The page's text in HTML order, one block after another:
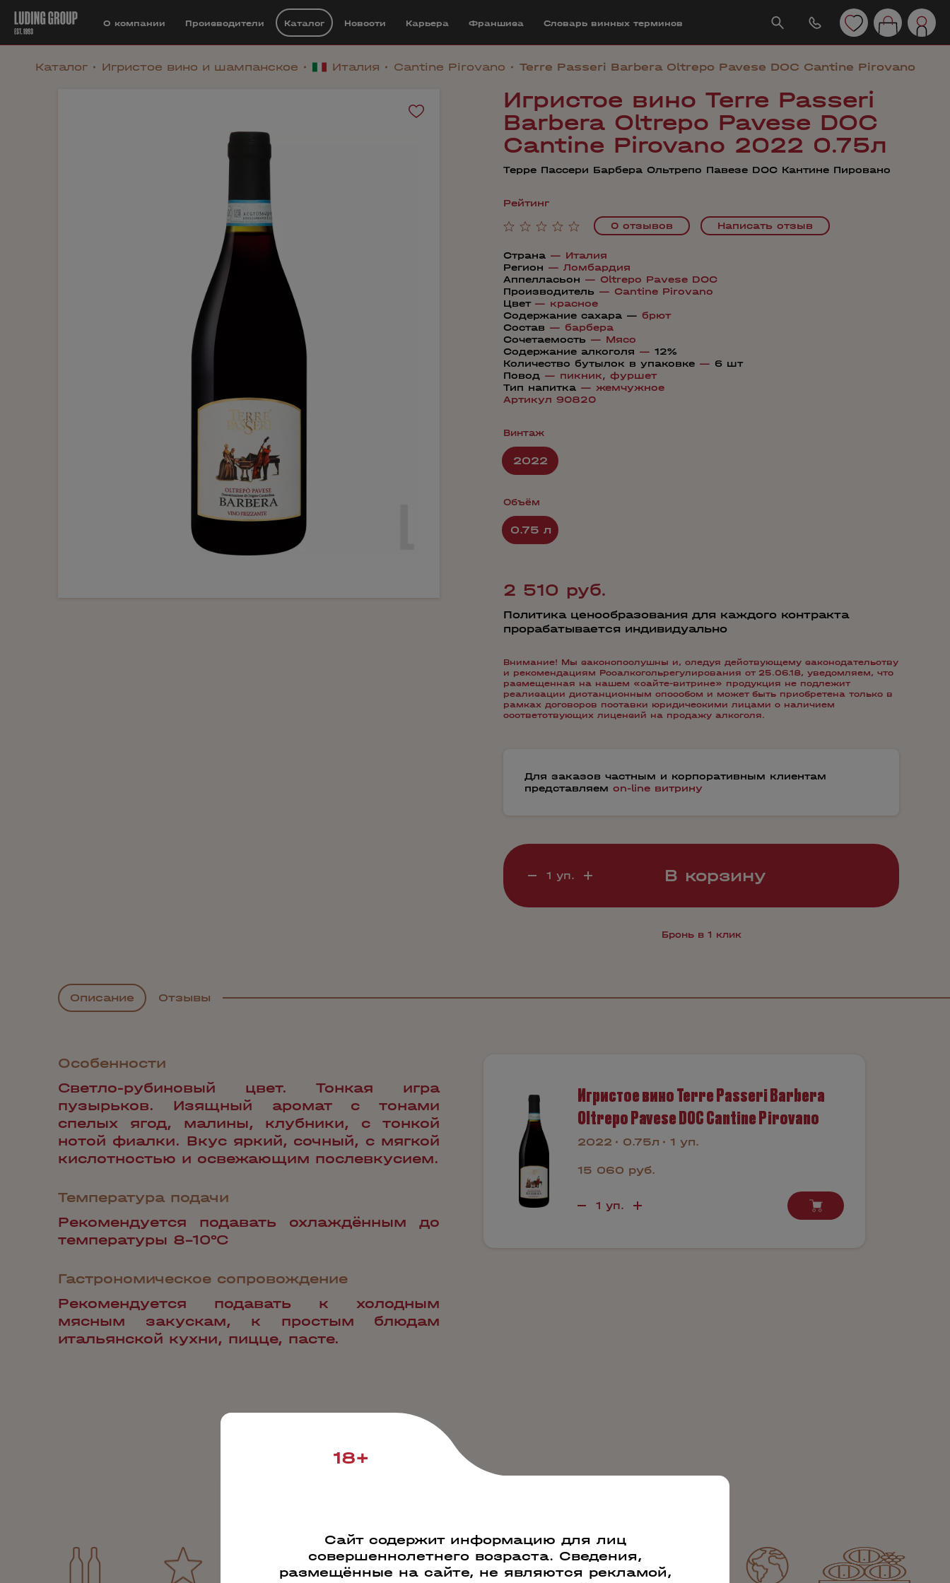
О компании Производители Каталог Новости Карьера Франшиза Cловарь винных терминов
Каталог Игристое вино и шампанское Италия Cantine Pirovano Terre Passeri Barbera Oltrepo Pavese DOC Cantine Pirovano
Игристое вино Terre Passeri
Barbera Oltrepo Pavese DOC
Cantine Pirovano 2022 0.75л
Терре Пассери Барбера Ольтрепо Павезе DOC Кантине Пировано
Рейтинг
0 отзывов
Написать отзыв
Страна — Италия
Регион — Ломбардия
Аппелласьон — Oltrepo Pavese DOC
Производитель — Cantine Pirovano
Цвет— красное
Содержание сахара — брют
Состав — барбера
Сочетаемость — Мясо
Содержание алкоголя — 12%
Количество бутылок в упаковке — 6 шт
Повод — пикник, фуршет
Тип напитка — жемчужное
Артикул 90820
Винтаж
2022
Объём
0.75 л
2 510 руб.
Политика ценообразования для каждого контракта
прорабатывается индивидуально
Внимание! Мы законопослушны и, следуя действующему законодательству
и рекомендациям Росалкогольрегулирования от 25.06.18, уведомляем, что
размещенная на нашем «сайте-витрине» продукция не подлежит
реализации дистанционным способом и может быть приобретена только в
рамках договоров поставки юридическими лицами с наличием
соответствующих лицензий на продажу алкоголя.
Для заказов частным и корпоративным клиентам
представляем on-line витрину
В корзину
Бронь в 1 клик
Игристое вино Terre Passeri Barbera
Oltrepo Pavese DOC Cantine Pirovano
2022 0.75л 1 уп.
15 060 руб.
Описание Отзывы
Особенности
Светло-рубиновый цвет. Тонкая игра
пузырьков. Изящный аромат с тонами
спелых ягод, малины, клубники, с тонкой
нотой фиалки. Вкус яркий, сочный, с мягкой
кислотностью и освежающим послевкусием.
Температура подачи
Рекомендуется подавать охлаждённым до
температуры 8-10°С
Гастрономическое сопровождение
Рекомендуется подавать к холодным
мясным закускам, к простым блюдам
итальянской кухни, пицце, пасте.
18+
Сайт содержит информацию для лиц
совершеннолетнего возраста. Сведения,
размещённые на сайте, не являются рекламой,